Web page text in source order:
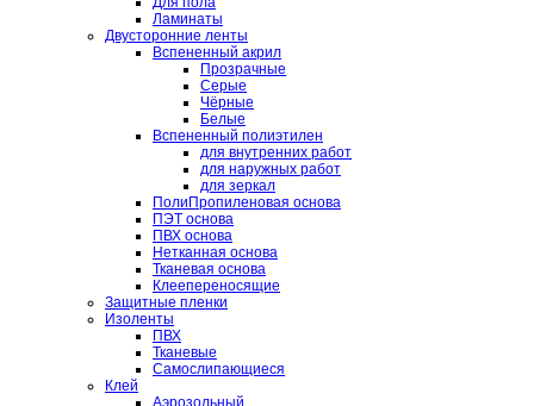
Ламинаты
Двусторонние ленты
Вспененный акрил
Прозрачные
Серые
Чёрные
Белые
Вспененный полиэтилен
для внутренних работ
для наружных работ
для зеркал
ПолиПропиленовая основа
ПЭТ основа
ПВХ основа
Нетканная основа
Тканевая основа
Клеепереносящие
Защитные пленки
Изоленты
ПВХ
Тканевые
Самослипающиеся
Клей
Аэрозольный